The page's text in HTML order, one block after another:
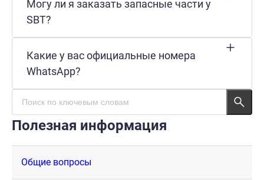
Могу ли я заказать запасные части у
SBT?
Какие у вас официальные номера
WhatsApp?
Полезная информация
Общие вопросы